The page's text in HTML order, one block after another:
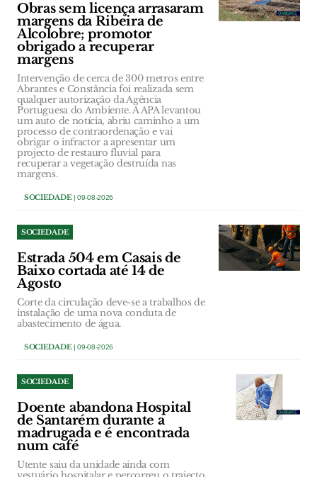
Obras sem licença arrasaram
margens da Ribeira de
Alcolobre; promotor
obrigado a recuperar
margens
Intervenção de cerca de 300 metros entre
Abrantes e Constância foi realizada sem
qualquer autorização da Agência
Portuguesa do Ambiente. A APA levantou
um auto de notícia, abriu caminho a um
processo de contraordenação e vai
obrigar o infractor a apresentar um
projecto de restauro fluvial para
recuperar a vegetação destruída nas
margens.
SOCIEDADE| 09-08-2026
SOCIEDADE
Estrada 504 em Casais de
Baixo cortada até 14 de
Agosto
Corte da circulação deve-se a trabalhos de
instalação de uma nova conduta de
abastecimento de água.
SOCIEDADE| 09-08-2026
SOCIEDADE
Doente abandona Hospital
de Santarém durante a
madrugada e é encontrada
num café
Utente saiu da unidade ainda com